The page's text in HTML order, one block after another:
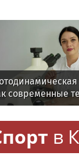
современные
подход к
в